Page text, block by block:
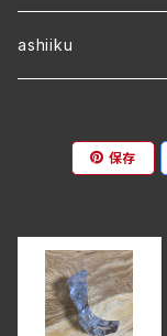
ワラーチwebオーダー
ashiiku
保存